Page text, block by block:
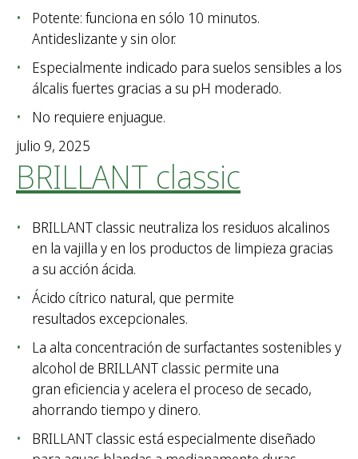
Potente: funciona en sólo 10 minutos.
Antideslizante y sin olor.
Especialmente indicado para suelos sensibles a los
álcalis fuertes gracias a su pH moderado.
No requiere enjuague.
julio 9, 2025
BRILLANT classic
BRILLANT classic neutraliza los residuos alcalinos
en la vajilla y en los productos de limpieza gracias
a su acción ácida.
Ácido cítrico natural, que permite
resultados excepcionales.
La alta concentración de surfactantes sostenibles y
alcohol de BRILLANT classic permite una
gran eficiencia y acelera el proceso de secado,
ahorrando tiempo y dinero.
BRILLANT classic está especialmente diseñado